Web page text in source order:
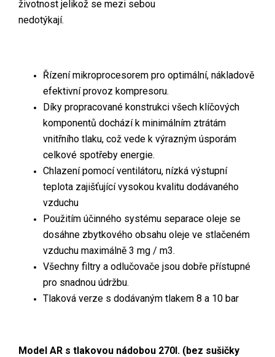
životnost jelikož se mezi sebou
nedotýkají.
Řízení mikroprocesorem pro optimální, nákladově
efektivní provoz kompresoru.
Díky propracované konstrukci všech klíčových
komponentů dochází k minimálním ztrátám
vnitřního tlaku, což vede k výrazným úsporám
celkové spotřeby energie.
Chlazení pomocí ventilátoru, nízká výstupní
teplota zajišťující vysokou kvalitu dodávaného
vzduchu
Použitím účinného systému separace oleje se
dosáhne zbytkového obsahu oleje ve stlačeném
vzduchu maximálně 3 mg / m3.
Všechny filtry a odlučovače jsou dobře přístupné
pro snadnou údržbu.
Tlaková verze s dodávaným tlakem 8 a 10 bar
Model AR s tlakovou nádobou 270l. (bez sušičky